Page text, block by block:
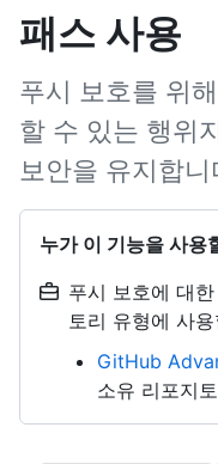
패스 사용
푸시 보호를 위
할 수 있는 행위
보안을 유지합니
누가 이 기능을 사용
푸시 보호에 대
토리 유형에 사
GitHub
소유 리포지